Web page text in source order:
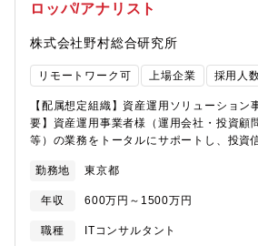
測、社会提言からコンサルティング、シス
業界内でも年収水準が高い企業であり、
1200万を超えます。年収アップが期待でき
社の営業利益率8％前後に対し、NRIは
グ、システムのエンハンスメントなど、景
定した事業ドメインを保有しており、業績
券会社向けのデファクトスタンダードとな
テムなど、業界内で高いシェアを持つITソ
ロッパ/アナリスト
株式会社野村総合研究所
リモートワーク可 上場企業 採用人
【配属想定組織】資産運用ソリューション
要】資産運用事業者様（運用会社・投資顧
等）の業務をトータルにサポートし、投資
の資産運用事業者様向けソリューションは
があり、日本国内で事業展開されている運
されています。自社開発によるSaaS、業
動とコンサルティング、システムインテグ
勤務地 東京都
年収 600万円～1500万円
職種
ITコンサルタント